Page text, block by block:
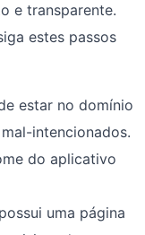
e transparente.
estes passos
estar no domínio
intencionados.
do aplicativo
uma página